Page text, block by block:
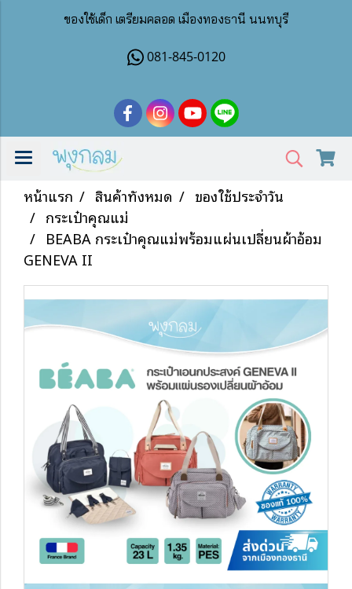
ของใช้เด็ก เตรียมคลอด เมืองทองธานี นนทบุรี
081-845-0120
หน้าแรก สินค้าทั้งหมด
ของใช้ประจำวัน
กระเป๋าคุณแม่
BEABA กระเป๋าคุณแม่พร้อมแผ่นเปลี่ยนผ้าอ้อม
GENEVA II